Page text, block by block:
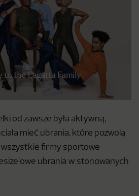
od zawsze była aktywną,
mieć ubrania, które pozwolą
wszystkie firmy sportowe
ubrania w stonowanych